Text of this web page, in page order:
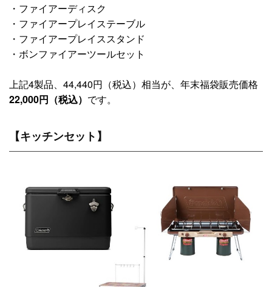
・ファイアーディスク
・ファイアープレイステーブル
・ファイアープレイススタンド
・ボンファイアーツールセット
上記4製品、44,440円（税込）相当が、年末福袋販売価格
22,000円（税込） です。
【キッチンセット】